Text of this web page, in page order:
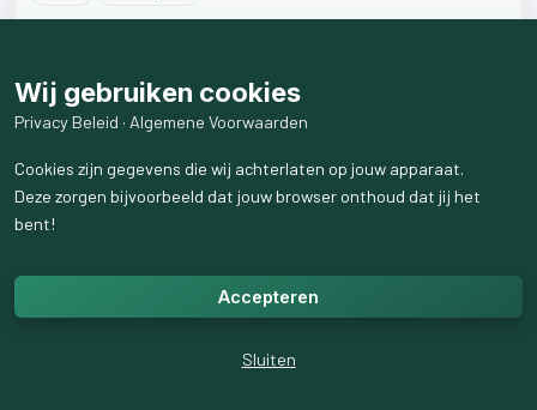
Wij gebruiken cookies
Privacy Beleid · Algemene Voorwaarden
Cookies zijn gegevens die wij achterlaten op jouw apparaat.
Deze zorgen bijvoorbeeld dat jouw browser onthoud dat jij het
bent!
Accepteren
Sluiten